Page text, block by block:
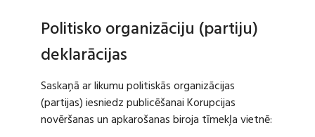
Politisko organizāciju (partiju)
deklarācijas
Saskaņā ar likumu politiskās organizācijas
(partijas) iesniedz publicēšanai Korupcijas
novēršanas un apkarošanas biroja tīmekļa vietnē: